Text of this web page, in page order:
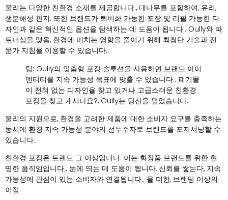
울리는 다양한 친환경 소재를 제공합니다., 대나무를 포함하여, 유리,
생분해성 판지. 또한 브랜드가 퇴비화 가능한 포장 및 리필 가능한 디
자인과 같은 혁신적인 옵션을 탐색하는 데 도움이 됩니다.. Oully와 파
트너십을 맺음, 환경에 미치는 영향을 줄이기 위해 최첨단 기술과 전
문가 지침을 이용할 수 있습니다..
팁: Oully의 맞춤형 포장 솔루션을 사용하면 브랜드 아이
덴티티를 지속 가능성 목표에 맞출 수 있습니다.. 폐기물
이 전혀 없는 디자인을 찾고 있거나 고급스러운 친환경
포장을 찾고 계시나요?, Oully는 당신을 덮었습니다.
울리의 지원으로, 환경을 고려한 제품에 대한 소비자 요구를 충족하는
동시에 환경 지속 가능성 분야의 선두주자로 브랜드를 포지셔닝할 수
있습니다..
친환경 포장은 트렌드 그 이상입니다. 이는 화장품 브랜드를 위한 현
명한 움직임입니다.. 눈에 띄는 데 도움이 됩니다, 신뢰를 쌓는다, 지속
가능성에 관심이 있는 소비자와 연결됩니다.. 을 더한, 브랜딩 이상의
이점.